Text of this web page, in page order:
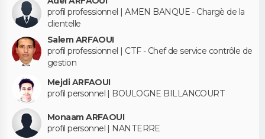
profil professionnel | AMEN BANQUE - Chargè de la
clientelle
Salem ARFAOUI
profil professionnel | CTF - Chef de service contrôle de
gestion
Mejdi ARFAOUI
profil personnel | BOULOGNE BILLANCOURT
Monaam ARFAOUI
profil personnel | NANTERRE